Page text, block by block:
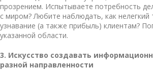
прозрением. Испытываете потребность
с миром? Любите наблюдать, как нелегкий
узнавание (а также прибыль) клиентам?
указанной области.
3. Искусство создавать
разной направленности